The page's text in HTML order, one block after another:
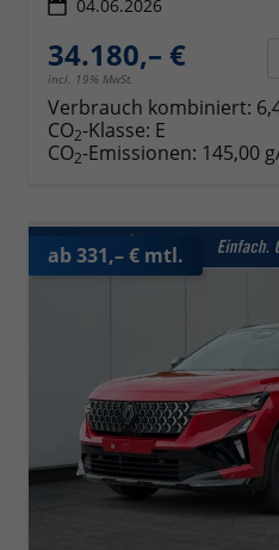
04.06.2026
34.180,– €
incl. 19% MwSt.
Verbrauch kombiniert:
CO2-Klasse: E
CO2-Emissionen: 145,00
ab 331,– € mtl.